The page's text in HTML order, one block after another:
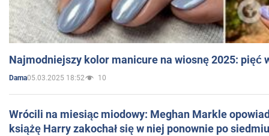
Najmodniejszy kolor manicure na wiosnę 2025: pięć
Dama05.03.2025 18:52 10
Wrócili na miesiąc miodowy: Meghan Markle
książę Harry zakochał się w niej ponownie po